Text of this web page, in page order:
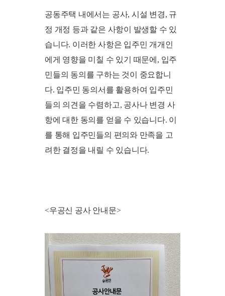
공동주택 내에서는 공사, 시설 변경, 규
정 개정 등과 같은 사항이 발생할 수 있
습니다. 이러한 사항은 입주민 개개인
에게 영향을 미칠 수 있기 때문에, 입주
민들의 동의를 구하는 것이 중요합니
다. 입주민 동의서를 활용하여 입주민
들의 의견을 수렴하고, 공사나 변경 사
항에 대한 동의를 얻을 수 있습니다. 이
를 통해 입주민들의 편의와 만족을 고
려한 결정을 내릴 수 있습니다.
<우공신 공사 안내문>